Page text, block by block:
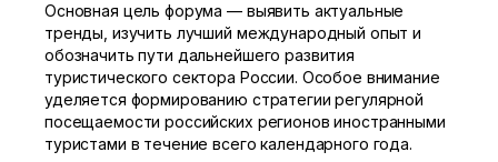
Основная цель форума — выявить актуальные
тренды, изучить лучший международный опыт и
обозначить пути дальнейшего развития
туристического сектора России. Особое внимание
уделяется формированию стратегии регулярной
посещаемости российских регионов иностранными
туристами в течение всего календарного года.